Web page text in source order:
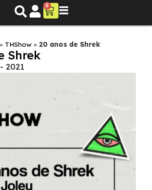
0
» THShow » 20 anos de Shrek
Shrek
2021